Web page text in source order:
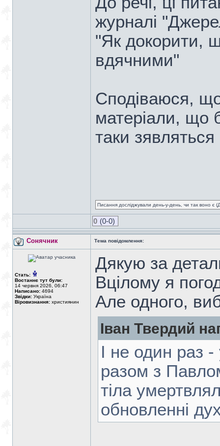
журналі
"Як докорити,
вдячними"
Сподіваюся, що
матеріали, що
таки
Писання досліджували день-у-день, чи так воно є
0 (0-0)
Сонячник Тема повідомлення:
Стать:
Востаннє тут були:
14 червня 2026, 06:47
Написано: 4694
Звідки: Україна
Віровизнання: християнин
Дякую за
Вцілому я
Але одного,
Іван Твердий
І не один раз
разом з
тіла
обновленні